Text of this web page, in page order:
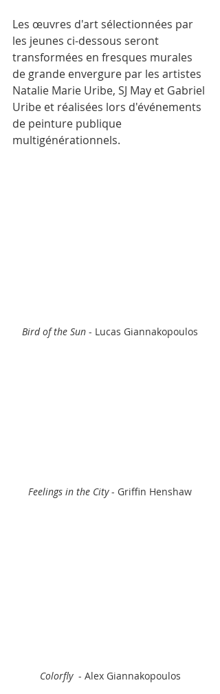
Les œuvres d'art sélectionnées par
les jeunes ci-dessous seront
transformées en fresques murales
de grande envergure par les artistes
Natalie Marie Uribe, SJ May et Gabriel
Uribe et réalisées lors d'événements
de peinture publique
multigénérationnels.
Bird of the Sun - Lucas Giannakopoulos
Feelings in the City - Griffin Henshaw
Colorfly - Alex Giannakopoulos